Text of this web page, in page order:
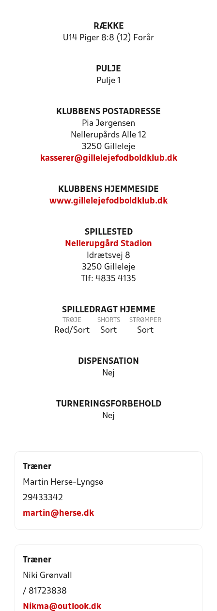
RÆKKE
U14 Piger 8:8 (12) Forår
PULJE
Pulje 1
KLUBBENS POSTADRESSE
Pia Jørgensen
Nellerupårds Alle 12
3250 Gilleleje
kasserer@gillelejefodboldklub.dk
KLUBBENS HJEMMESIDE
www.gillelejefodboldklub.dk
SPILLESTED
Nellerupgård Stadion
Idrætsvej 8
3250 Gilleleje
Tlf: 4835 4135
SPILLEDRAGT HJEMME
TRØJE
Rød/Sort
SHORTS
Sort
STRØMPER
Sort
DISPENSATION
Nej
TURNERINGSFORBEHOLD
Nej
Træner
Martin Herse-Lyngsø
29433342
martin@herse.dk
Træner
Niki Grønvall
/ 81723838
Nikma@outlook.dk